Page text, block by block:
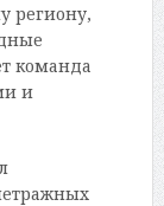
региону,
команда
и